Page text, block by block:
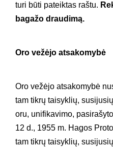
turi būti pateiktas raštu.
bagažo draudimą.
Oro vežėjo atsakomybė
Oro vežėjo atsakomybė
tam tikrų taisyklių,
oru, unifikavimo,
12 d., 1955 m. Hagos
tam tikrų taisyklių,